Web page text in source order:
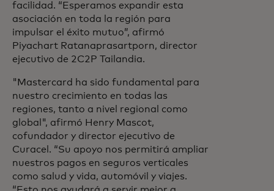
facilidad. “Esperamos expandir esta
asociación en toda la región para
impulsar el éxito mutuo”, afirmó
Piyachart Ratanaprasartporn, director
ejecutivo de 2C2P Tailandia.
"Mastercard ha sido fundamental para
nuestro crecimiento en todas las
regiones, tanto a nivel regional como
global", afirmó Henry Mascot,
cofundador y director ejecutivo de
Curacel. “Su apoyo nos permitirá ampliar
nuestros pagos en seguros verticales
como salud y vida, automóvil y viajes.